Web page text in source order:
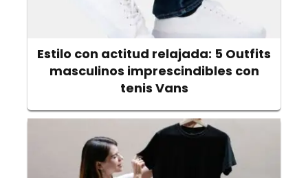
Estilo con actitud relajada: 5 Outfits
masculinos imprescindibles con
tenis Vans